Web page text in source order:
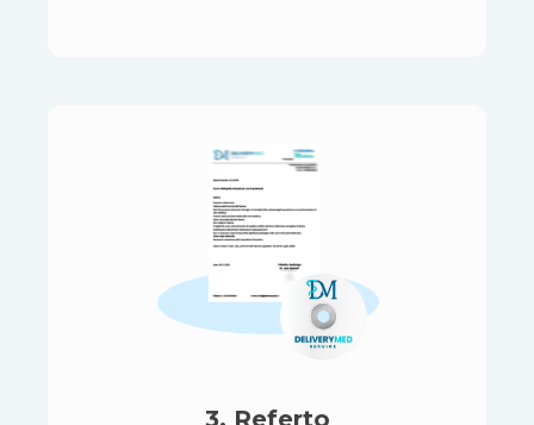
3. Referto